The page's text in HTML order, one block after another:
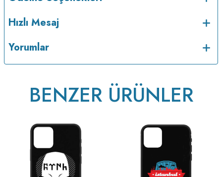
Hızlı Mesaj
Yorumlar
BENZER ÜRÜNLER